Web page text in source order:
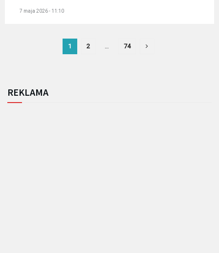
7 maja 2026 - 11:10
1 2 74
REKLAMA